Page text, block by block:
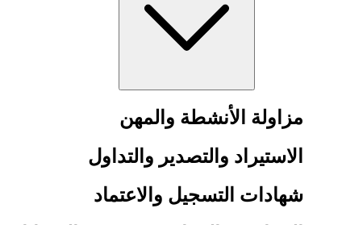
مزاولة الأنشطة والمهن
الاستيراد والتصدير والتداول
شهادات التسجيل والاعتماد